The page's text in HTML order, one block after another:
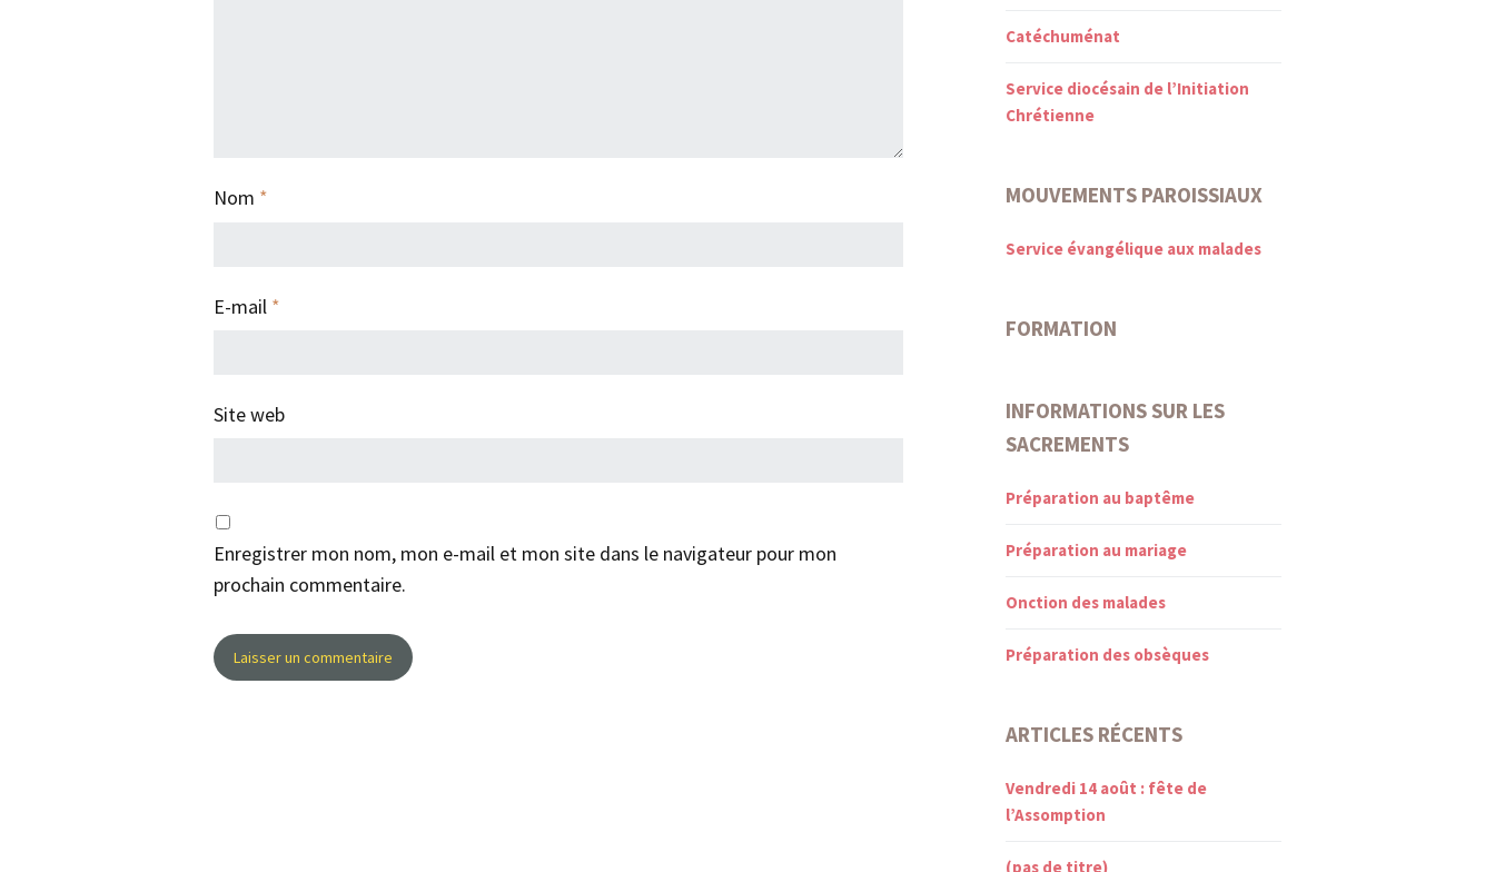
Nom *
E-mail *
Site web
Enregistrer mon nom, mon e-mail et mon site dans le navigateur pour mon
prochain commentaire.
Catéchuménat
Service diocésain de l’Initiation
Chrétienne
MOUVEMENTS PAROISSIAUX
Service évangélique aux malades
FORMATION
INFORMATIONS SUR LES
SACREMENTS
Préparation au baptême
Préparation au mariage
Onction des malades
Préparation des obsèques
ARTICLES RÉCENTS
Vendredi 14 août : fête de
l’Assomption
(pas de titre)